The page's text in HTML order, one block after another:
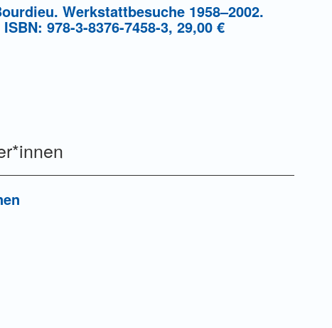
Werkstattbesuche 1958–2002.
978-3-8376-7458-3, 29,00 €